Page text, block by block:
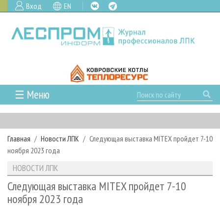
Вход EN
☰ Меню
ГЛАВНАЯ
РУБРИКИ И ТЕМЫ
РУБРИКИ ЖУРНАЛА
ЛЕСОЗАГОТОВКА
ЛЕСОПИЛЕНИЕ
НОВОСТИ
НОВОСТИ ЛПК
НОВОСТИ ЖУРНАЛА
ПРОЕКТЫ ЛПИ
АНАЛИТИКА
ПРЕДПРИЯТИЯ ЛПК
АРХИВ ЖУРНАЛОВ
О ЖУРНАЛЕ
Главная Новости ЛПК
Следующая выставка MITEX пройдет 7-10
ноября 2023 года
НОВОСТИ ЛПК
Следующая выставка MITEX пройдет 7-10
ноября 2023 года